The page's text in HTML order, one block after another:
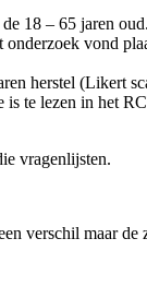
18 – 65 jaren
vond
herstel (Likert
is te lezen in het
vragenlijsten.
verschil maar